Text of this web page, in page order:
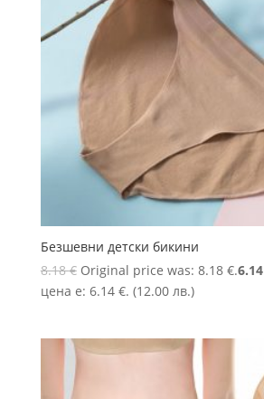
Безшевни детски бикини
8.18€ Original price was: 8.18 €.6.14
цена е: 6.14 €. (12.00 лв.)